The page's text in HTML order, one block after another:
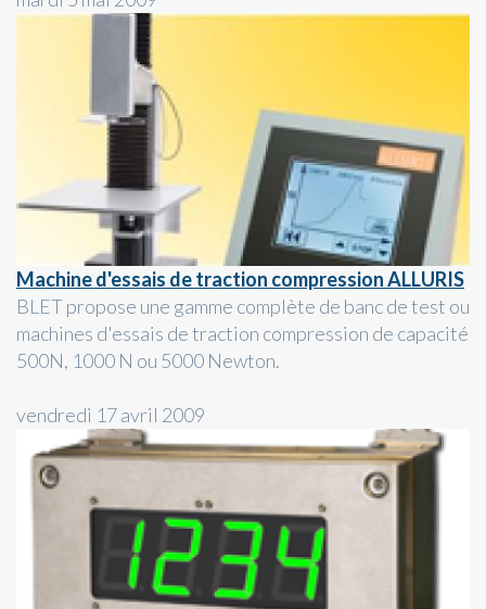
Machine d'essais de traction compression ALLURIS
BLET propose une gamme complète de banc de test ou
machines d'essais de traction compression de capacité
500N, 1000 N ou 5000 Newton.
vendredi 17 avril 2009